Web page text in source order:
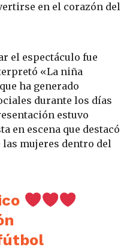
en el corazón del
el espectáculo fue
«La niña
ha generado
durante los días
estuvo
en escena que destacó
mujeres dentro del